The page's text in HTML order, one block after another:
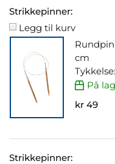
Strikkepinner:
Legg til kurv
cm
På
kr 49
Strikkepinner: